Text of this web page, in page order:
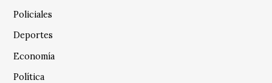
Policiales
Deportes
Economía
Política